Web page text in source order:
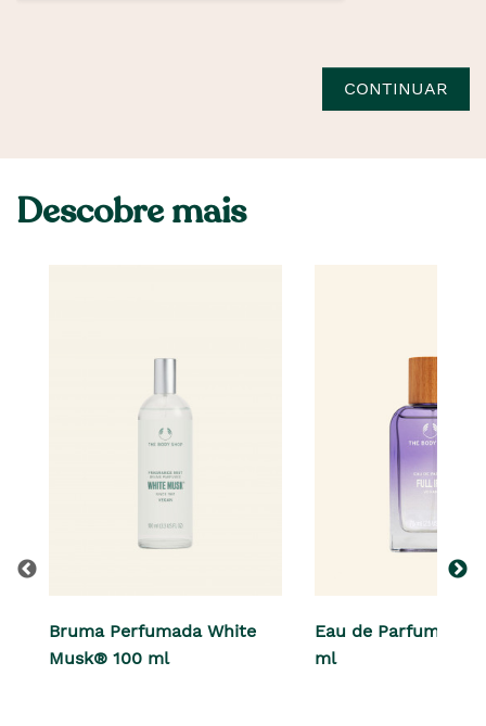
CONTINUAR
Descobre mais
Bruma Perfumada White
Musk® 100 ml
Eau de Parfum Full
ml